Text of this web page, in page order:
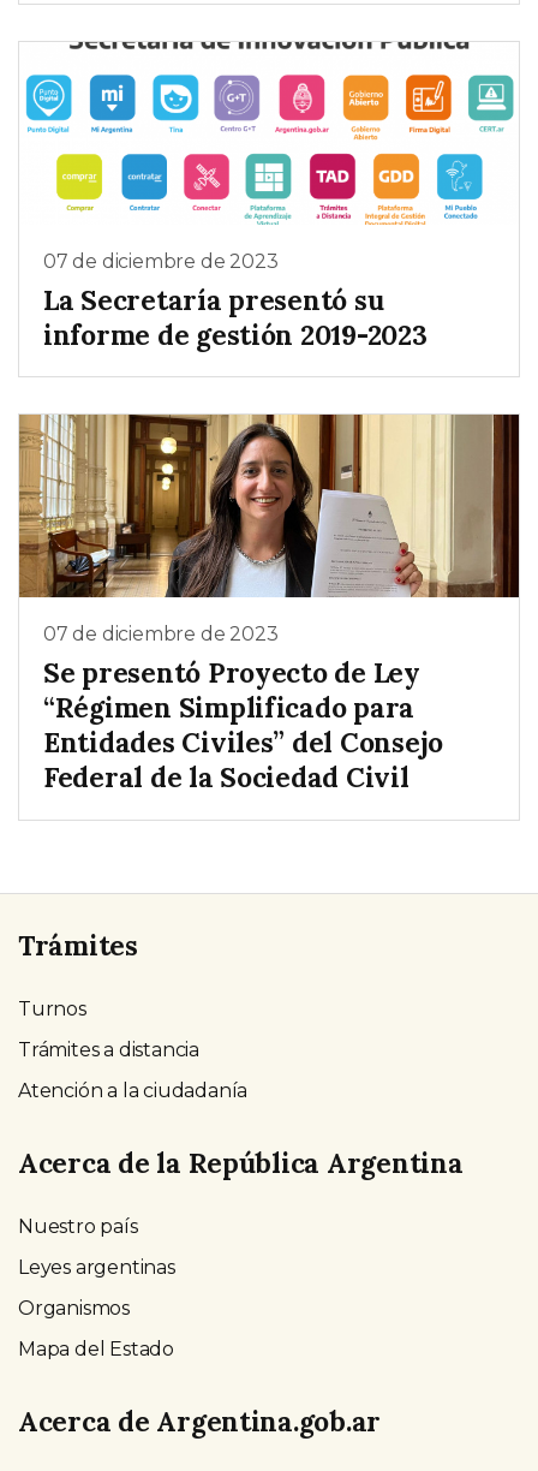
07 de diciembre de 2023
La Secretaría presentó su
informe de gestión 2019-2023
07 de diciembre de 2023
Se presentó Proyecto de Ley
“Régimen Simplificado para
Entidades Civiles” del Consejo
Federal de la Sociedad Civil
Trámites
Turnos
Trámites a distancia
Atención a la ciudadanía
Acerca de la República Argentina
Nuestro país
Leyes argentinas
Organismos
Mapa del Estado
Acerca de Argentina.gob.ar